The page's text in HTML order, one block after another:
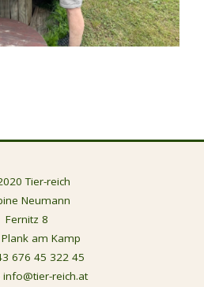
Tier-reich
Neumann
Fernitz 8
am Kamp
676 45 322 45
info@tier-reich.at